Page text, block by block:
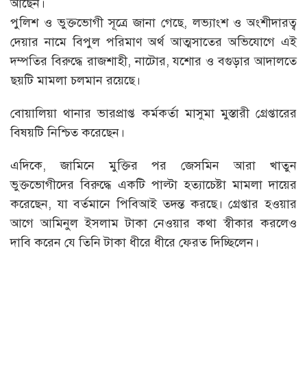
আছেন।
পুলিশ ও ভুক্তভোগী সূত্রে জানা গেছে, লভ্যাংশ ও অংশীদারত্ব
দেয়ার নামে বিপুল পরিমাণ অর্থ আত্মসাতের অভিযোগে এই
দম্পতির বিরুদ্ধে রাজশাহী, নাটোর, যশোর ও বগুড়ার আদালতে
ছয়টি মামলা চলমান রয়েছে।
বোয়ালিয়া থানার ভারপ্রাপ্ত কর্মকর্তা মাসুমা মুস্তারী গ্রেপ্তারের
বিষয়টি নিশ্চিত করেছেন।
এদিকে, জামিনে মুক্তির পর জেসমিন আরা খাতুন
ভুক্তভোগীদের বিরুদ্ধে একটি পাল্টা হত্যাচেষ্টা মামলা দায়ের
করেছেন, যা বর্তমানে পিবিআই তদন্ত করছে। গ্রেপ্তার হওয়ার
আগে আমিনুল ইসলাম টাকা নেওয়ার কথা স্বীকার করলেও
দাবি করেন যে তিনি টাকা ধীরে ধীরে ফেরত দিচ্ছিলেন।